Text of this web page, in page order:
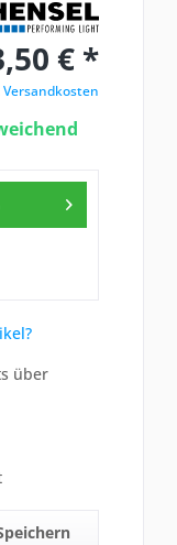
€ *
Versandkosten
über